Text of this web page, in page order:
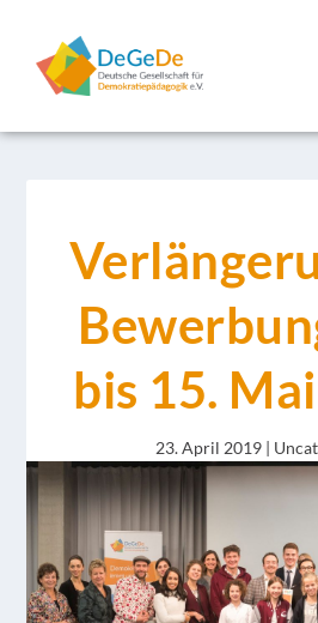
bis 15.
23. April 2019|